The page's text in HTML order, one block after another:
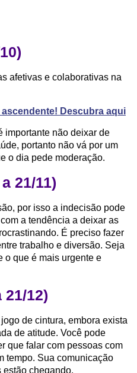
afetivas e colaborativas na
Descubra aqui
importante não deixar de
portanto não vá por um
o dia pede moderação.
21/11)
por isso a indecisão pode
a tendência a deixar as
É preciso fazer
trabalho e diversão. Seja
o que é mais urgente e
21/12)
de cintura, embora exista
de atitude. Você pode
que falar com pessoas com
tempo. Sua comunicação
chegando.